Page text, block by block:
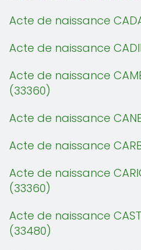
Acte de naissance
Acte de naissance
Acte de naissance
(33360)
Acte de naissance
Acte de naissance
Acte de naissance
(33360)
Acte de naissance
(33480)